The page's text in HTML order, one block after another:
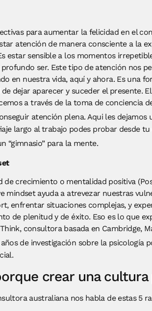
para aumentar la felicidad en el
atención de manera consciente a la
estar sensible a los momentos
ser. Este tipo de atención nos
en nuestra vida, aquí y ahora. Es una
dejar aparecer y suceder el presente.
a través de la toma de conciencia
atención plena. Aqui les dejamos
largo al trabajo podes probar desde
“gimnasio” para la mente.
de crecimiento o mentalidad positiva
mindset ayuda a atrevezar nuestras
enfrentar situaciones complejas, y
de plenitud y de éxito. Eso es lo que
consultora basada en Cambridge,
de investigación sobre la psicología
crear una
australiana nos habla de estas 5